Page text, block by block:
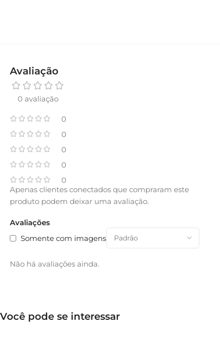
Avaliação
0 avaliação
0
0
0
0
0
Avaliações
Somente com imagens
Não há avaliações ainda.
Apenas clientes conectados que compraram este
produto podem deixar uma avaliação.
Você pode se interessar